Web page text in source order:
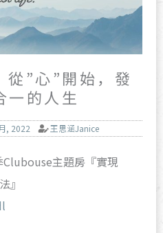
從”心”開始，發
一的人生
, 2022 王思涵Janice
主題房『實現
』